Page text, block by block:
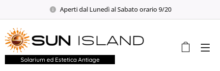
Aperti dal Lunedì al Sabato orario 9/20
Solarium ed Estetica Antiage